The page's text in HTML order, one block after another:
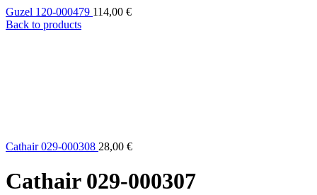
Guzel 120-000479 114,00 €
Back to products
Cathair 029-000308 28,00 €
Cathair 029-000307